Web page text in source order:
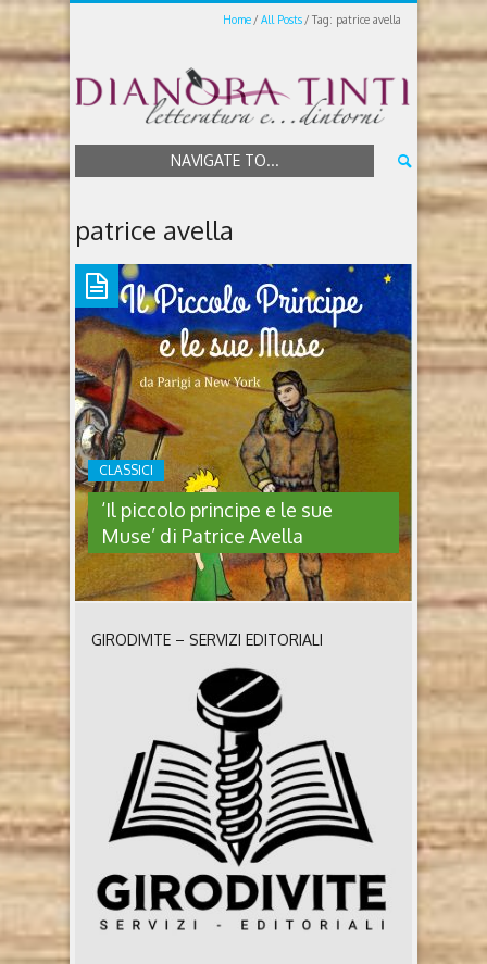
Home All Posts Tag: patrice avella
NAVIGATE TO...
patrice avella
CLASSICI
‘Il piccolo principe e le sue
Muse’ di Patrice Avella
‘IL PICCOLO PRINCIPE E LE SUE
MUSE’ DI PATRICE AVELLA
Il piccolo principe e le sue Muse da Parigi a New York
di Patrice Avella (Il Foglio letterario, 2024) Chi è
Patrice Avella Patrice Avella, scrittore gastronomade
francese di origini italiane, si occupa di gastronomia
e di letteratura. Tra le ultime cose che ha scritto per Il
Foglio Letterario il noir politico Piazza Fontana,
alcuni ..
GIRODIVITE – SERVIZI EDITORIALI